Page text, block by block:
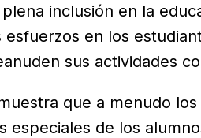
inclusión en la
en los
sus actividades
que a menudo
especiales de los